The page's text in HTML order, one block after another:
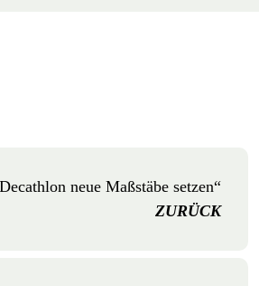
neue Maßstäbe setzen“
ZURÜCK